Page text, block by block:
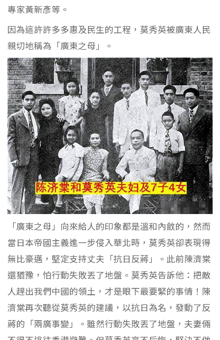
專家黃新彥等。
因為這許許多多惠及民生的工程，莫秀英被廣東人民
親切地稱為「廣東之母」。
「廣東之母」向來給人的印象都是溫和內斂的，然而
當日本帝國主義進一步侵入華北時，莫秀英卻表現得
無比豪邁，堅定支持丈夫「抗日反蔣」。此前陳濟棠
還猶豫，怕行動失敗丟了地盤。莫秀英告訴他：把敵
人趕出我們中國的領土，才是眼下最要緊的事情！陳
濟棠再次聽從莫秀英的建議，以抗日為名，發動了反
蔣的「兩廣事變」。雖然行動失敗丟了地盤，夫妻倆